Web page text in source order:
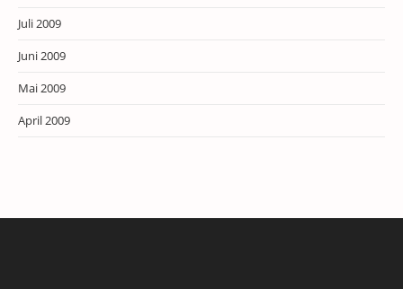
Juli 2009
Juni 2009
Mai 2009
April 2009